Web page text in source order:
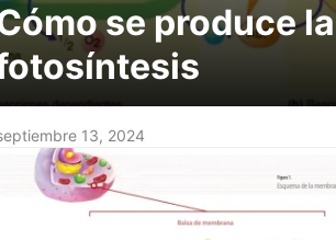
se produce la
13, 2024